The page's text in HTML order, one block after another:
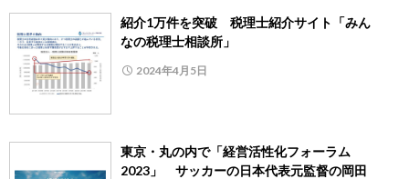
紹介1万件を突破 税理士紹介サイト「みん
なの税理士相談所」
2024年4月5日
東京・丸の内で「経営活性化フォーラム
2023」 サッカーの日本代表元監督の岡田